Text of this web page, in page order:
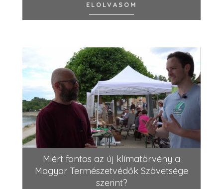
ELOLVASOM
Miért fontos az új klímatörvény a
Magyar Természetvédők Szövetsége
szerint?